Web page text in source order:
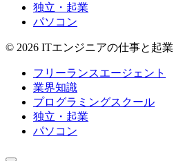
独立・起業
パソコン
© 2026 ITエンジニアの仕事と起
フリーランスエージェント
業界知識
プログラミングスクール
独立・起業
パソコン